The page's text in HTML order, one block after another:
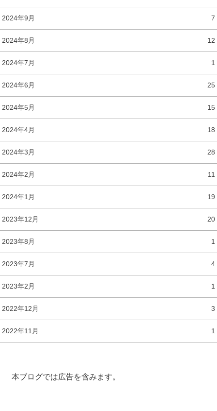
2024年9月 7
2024年8月 12
2024年7月 1
2024年6月 25
2024年5月 15
2024年4月 18
2024年3月 28
2024年2月 11
2024年1月 19
2023年12月 20
2023年8月 1
2023年7月 4
2023年2月 1
2022年12月 3
2022年11月 1
本ブログでは広告を含みます。